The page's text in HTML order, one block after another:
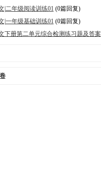
|二年级阅读训练01 (0篇回复)
|一年级基础训练01 (0篇回复)
下册第二单元综合检测练习题及答案